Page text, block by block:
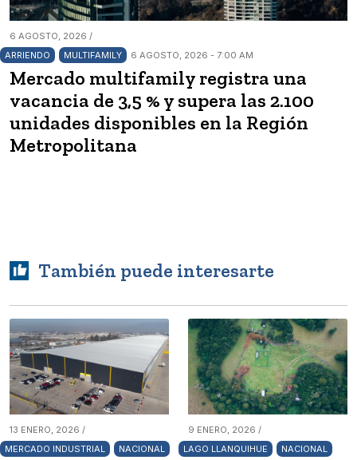
6 AGOSTO, 2026 /
ARRIENDO
MULTIFAMILY 6 AGOSTO, 2026 - 7:00 AM
Mercado multifamily registra una
vacancia de 3,5 % y supera las 2.100
unidades disponibles en la Región
Metropolitana
También puede interesarte
13 ENERO, 2026 /
MERCADO INDUSTRIAL
NACIONAL
9 ENERO, 2026 /
LAGO LLANQUIHUE
NACIONAL